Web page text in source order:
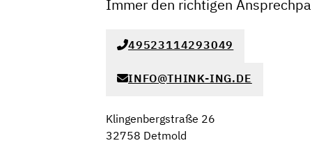
Immer den richtigen
49523114293049
INFO@THINK-ING.DE
Klingenbergstraße 26
32758 Detmold